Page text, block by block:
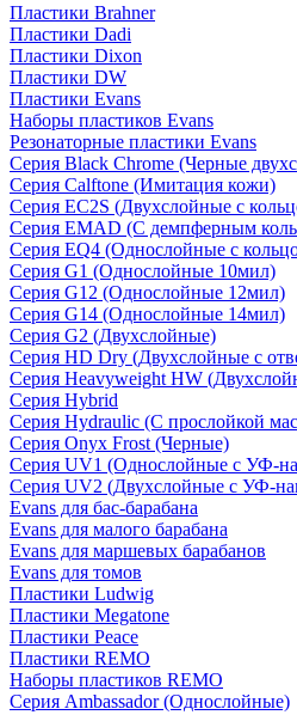
Пластики Brahner
Пластики Dadi
Пластики Dixon
Пластики DW
Пластики Evans
Наборы пластиков Evans
Резонаторные пластики Evans
Серия Black Chrome (Черные
Серия Calftone (Имитация кожи)
Серия EC2S (Двухслойные с
Серия EMAD (С демпферным
Серия EQ4 (Однослойные с
Серия G1 (Однослойные 10мил)
Серия G12 (Однослойные 12мил)
Серия G14 (Однослойные 14мил)
Серия G2 (Двухслойные)
Серия HD Dry (Двухслойные с
Серия Heavyweight HW
Серия Hybrid
Серия Hydraulic (С прослойкой
Серия Onyx Frost (Черные)
Серия UV1 (Однослойные с УФ-
Серия UV2 (Двухслойные с УФ-
Evans для бас-барабана
Evans для малого барабана
Evans для маршевых барабанов
Evans для томов
Пластики Ludwig
Пластики Megatone
Пластики Peace
Пластики REMO
Наборы пластиков REMO
Серия Ambassador (Однослойные)